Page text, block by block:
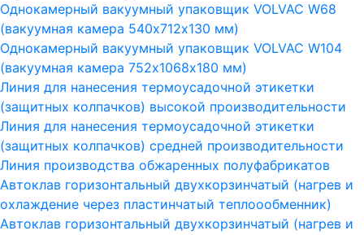
Однокамерный вакуумный упаковщик VOLVAC W68
(вакуумная камера 540х712х130 мм)
Однокамерный вакуумный упаковщик VOLVAC W104
(вакуумная камера 752х1068х180 мм)
Линия для нанесения термоусадочной этикетки
(защитных колпачков) высокой производительности
Линия для нанесения термоусадочной этикетки
(защитных колпачков) средней производительности
Линия производства обжаренных полуфабрикатов
Автоклав горизонтальный двухкорзинчатый (нагрев и
охлаждение через пластинчатый теплоообменник)
Автоклав горизонтальный двухкорзинчатый (нагрев и